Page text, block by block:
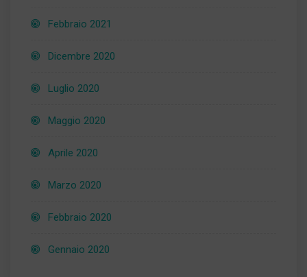
Febbraio 2021
Dicembre 2020
Luglio 2020
Maggio 2020
Aprile 2020
Marzo 2020
Febbraio 2020
Gennaio 2020